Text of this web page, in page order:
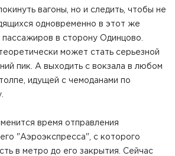
вагоны, но и следить, чтобы не
одновременно в этот же
в сторону Одинцово.
может стать серьезной
пик. А выходить с вокзала в любом
идущей с чемоданами по
время отправления
"Аэроэкспресса", с которого
в метро до его закрытия. Сейчас